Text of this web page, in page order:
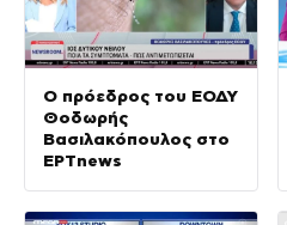
Ο πρόεδρος του ΕΟΔΥ
Θοδωρής
Βασιλακόπουλος στο
ΕΡΤnews